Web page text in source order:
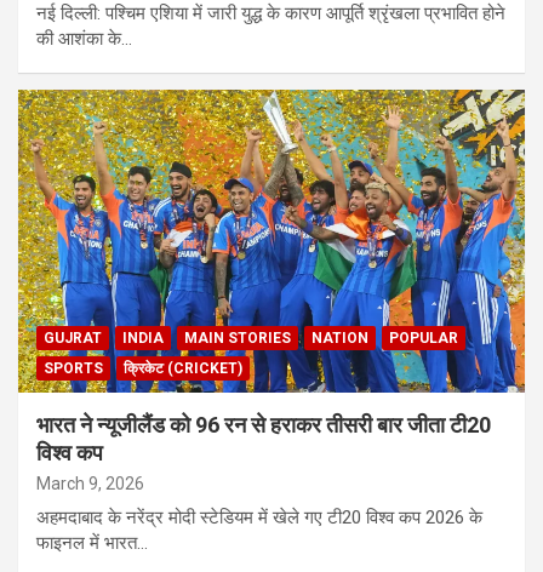
नई दिल्ली: पश्चिम एशिया में जारी युद्ध के कारण आपूर्ति श्रृंखला प्रभावित होने
की आशंका के…
GUJRAT INDIA MAIN STORIES NATION
POPULAR
SPORTS
क्रिकेट (CRICKET)
भारत ने न्यूजीलैंड को 96 रन से हराकर तीसरी बार जीता टी20
विश्व कप
March 9, 2026
अहमदाबाद के नरेंद्र मोदी स्टेडियम में खेले गए टी20 विश्व कप 2026 के
फाइनल में भारत…